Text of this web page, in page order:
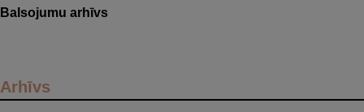
Balsojumu arhīvs
Arhīvs